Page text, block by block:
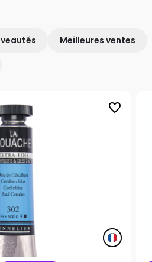
Meilleures ventes
favorite_border